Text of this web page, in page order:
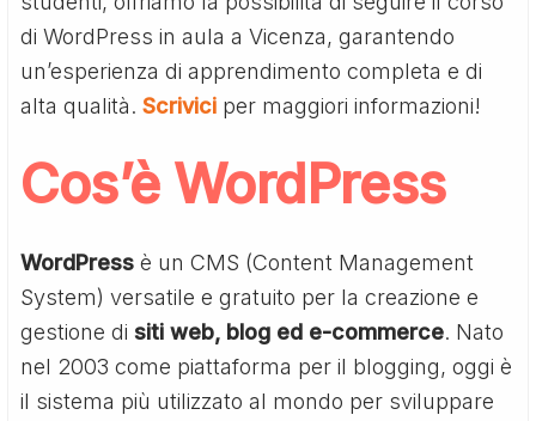
di WordPress in aula a Vicenza, garantendo
un’esperienza di apprendimento completa e di
alta qualità.Scrivici per maggiori informazioni!
Cos’è WordPress
WordPress è un CMS (Content Management
System) versatile e gratuito per la creazione e
gestione disiti web, blog ed e-commerce. Nato
nel 2003 come piattaforma per il blogging, oggi è
il sistema più utilizzato al mondo per sviluppare